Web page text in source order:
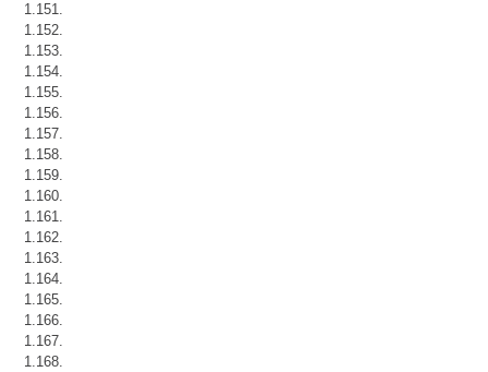
1.151.
1.152.
1.153.
1.154.
1.155.
1.156.
1.157.
1.158.
1.159.
1.160.
1.161.
1.162.
1.163.
1.164.
1.165.
1.166.
1.167.
1.168.